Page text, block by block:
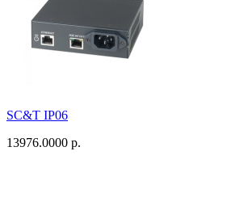
SC&T IP06
13976.0000 р.